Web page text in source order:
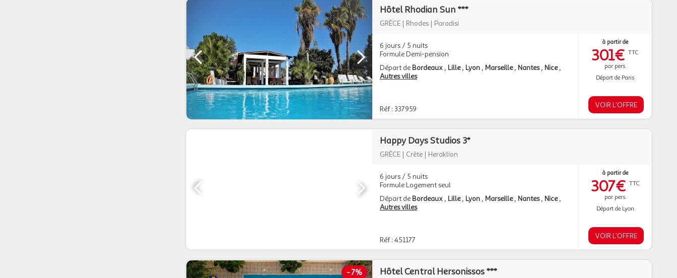
Hôtel Rhodian Sun ***
GRÈCE | Rhodes | Paradisi
6 jours / 5 nuits
Formule Demi-pension
Départ de Bordeaux Lille Lyon Marseille Nantes Nice
Autres villes
Réf : 337959
à partir de
301€ TTC
par pers.
Départ de Paris
VOIR L'OFFRE
Happy Days Studios 3*
GRÈCE | Crète | Heraklion
6 jours / 5 nuits
Formule Logement seul
Départ de Bordeaux Lille Lyon Marseille Nantes Nice
Autres villes
Réf : 451177
à partir de
307€ TTC
par pers.
Départ de Lyon
VOIR L'OFFRE
- 7% Hôtel Central Hersonissos ***